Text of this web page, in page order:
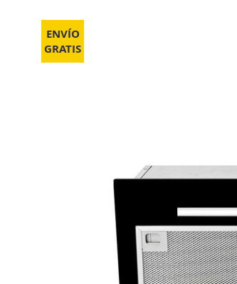
ENVÍO
GRATIS
Saltar
final
de